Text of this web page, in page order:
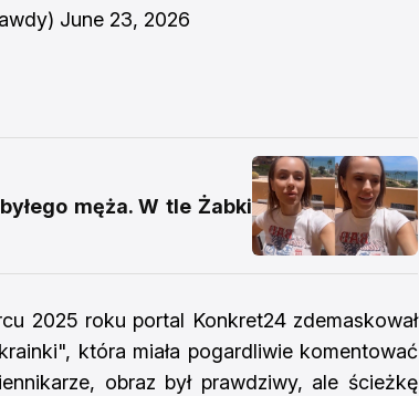
June 23, 2026
męża. W tle Żabki
2025 roku portal Konkret24 zdemaskował
która miała pogardliwie komentować
obraz był prawdziwy, ale ścieżkę